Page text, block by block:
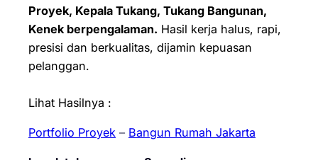
Proyek, Kepala Tukang, Tukang Bangunan,
Kenek berpengalaman. Hasil kerja halus, rapi,
presisi dan berkualitas, dijamin kepuasan
pelanggan.
Lihat Hasilnya :
Portfolio Proyek – Bangun Rumah Jakarta